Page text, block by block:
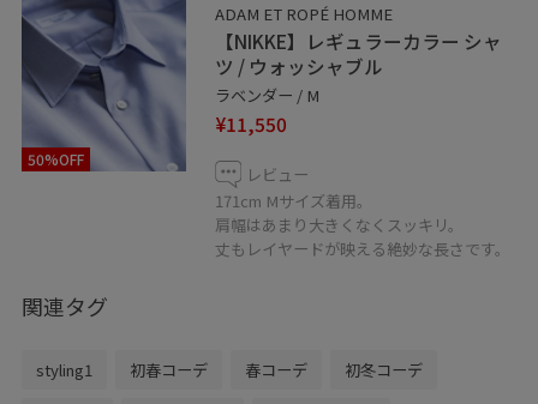
新しいJUNのアプリにはお気に入りのショップ、
スタッフ、スタイリングを♡をタップして保存していた
だけます。
《お気に入り》からすぐにご覧いただけますのでとても
便利！
是非ご活用下さい！
ルクア大阪店では、代引き通販対応も承っております。
是非お気軽にお問い合わせ下さいませ！
営業時間 : 10:30〜20:30
Tel 06-6151-1362(HOMME)
50%OFF
ADAM ET ROPÉ HOMME
【NIKKE】レギュラーカラー シャ
ツ / ウォッシャブル
ラベンダー / M
¥11,550
レビュー
171cm Mサイズ着用。
肩幅はあまり大きくなくスッキリ。
丈もレイヤードが映える絶妙な長さです。
関連タグ
styling1 初春コーデ 春コーデ 初冬コーデ